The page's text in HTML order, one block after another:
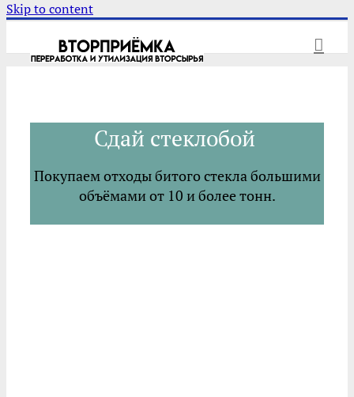
Skip to content
Сдай стеклобой
Покупаем отходы битого стекла большими
объёмами от 10 и более тонн.